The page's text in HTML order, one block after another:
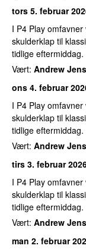
tors 5. februar
I P4 Play
skulderklap til
tidlige eftermiddag.
Vært: Andrew
ons 4. februar
I P4 Play
skulderklap til
tidlige eftermiddag.
Vært: Andrew
tirs 3. februar
I P4 Play
skulderklap til
tidlige eftermiddag.
Vært: Andrew
man 2. februar